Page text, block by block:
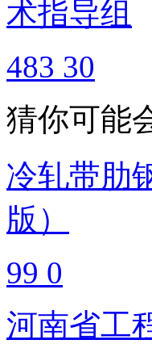
术指导组
483 30
猜你可能
冷轧带肋
版）
99 0
河南省工